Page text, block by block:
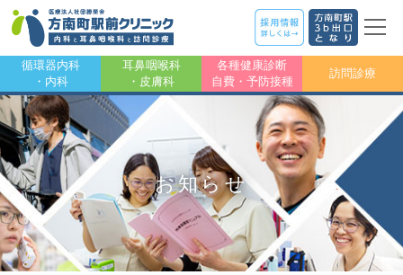
循環器内科
・内科
耳鼻咽喉科
・皮膚科
各種健康診断
自費・予防接種
訪問診療
お知らせ